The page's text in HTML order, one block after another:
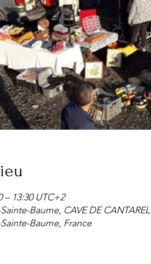
– 13:30 UTC+2
Baume, CAVE DE
Baume, France